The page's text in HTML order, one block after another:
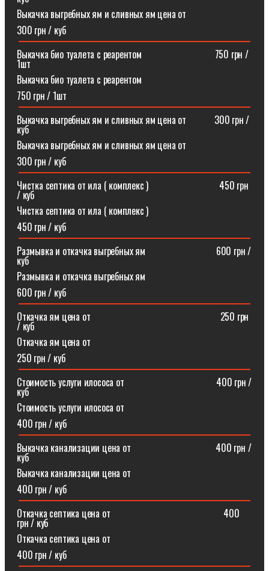
Выкачка выгребных ям и сливных ям цена от
300 грн / куб
Выкачка био туалета с реарентом ⠀⠀⠀⠀⠀⠀⠀⠀⠀⠀750 грн /
1шт
Выкачка био туалета с реарентом
750 грн / 1шт
Выкачка выгребных ям и сливных ям цена от⠀⠀⠀⠀300 грн /
куб
Выкачка выгребных ям и сливных ям цена от
300 грн / куб
Чистка септика от ила ( комплекс )⠀⠀⠀⠀⠀⠀⠀⠀⠀⠀450 грн
/ куб
Чистка септика от ила ( комплекс )
450 грн / куб
Размывка и откачка выгребных ям⠀⠀⠀⠀⠀⠀⠀⠀⠀⠀600 грн /
куб
Размывка и откачка выгребных ям
600 грн / куб
Откачка ям цена от ⠀⠀⠀⠀⠀⠀⠀⠀⠀⠀⠀⠀⠀⠀⠀⠀⠀⠀250 грн
/ куб
Откачка ям цена от
250 грн / куб
Стоимость услуги илососа от⠀⠀⠀⠀⠀⠀⠀⠀⠀⠀⠀⠀⠀400 грн /
куб
Стоимость услуги илососа от
400 грн / куб
Выкачка канализации цена от⠀⠀⠀⠀⠀⠀⠀⠀⠀⠀⠀⠀400 грн /
куб
Выкачка канализации цена от
400 грн / куб
Откачка септика цена от⠀⠀⠀⠀⠀⠀⠀⠀⠀⠀⠀⠀⠀⠀⠀⠀400
грн / куб
Откачка септика цена от
400 грн / куб